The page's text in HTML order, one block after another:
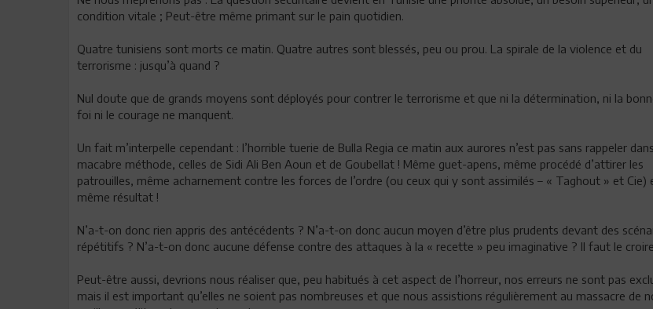
condition vitale ; Peut-être même primant sur le pain quotidien.
Quatre tunisiens sont morts ce matin. Quatre autres sont blessés, peu ou prou. La spirale de la violence et du
terrorisme : jusqu’à quand ?
Nul doute que de grands moyens sont déployés pour contrer le terrorisme et que ni la détermination, ni la
foi ni le courage ne manquent.
Un fait m’interpelle cependant : l’horrible tuerie de Bulla Regia ce matin aux aurores n’est pas sans rappeler
macabre méthode, celles de Sidi Ali Ben Aoun et de Goubellat ! Même guet-apens, même procédé d’attirer les
patrouilles, même acharnement contre les forces de l’ordre (ou ceux qui y sont assimilés – « Taghout » et Cie)
même résultat !
N’a-t-on donc rien appris des antécédents ? N’a-t-on donc aucun moyen d’être plus prudents devant des
répétitifs ? N’a-t-on donc aucune défense contre des attaques à la « recette » peu imaginative ? Il faut le
Peut-être aussi, devrions nous réaliser que, peu habitués à cet aspect de l’horreur, nos erreurs ne sont pas
mais il est important qu’elles ne soient pas nombreuses et que nous assistions régulièrement au massacre de